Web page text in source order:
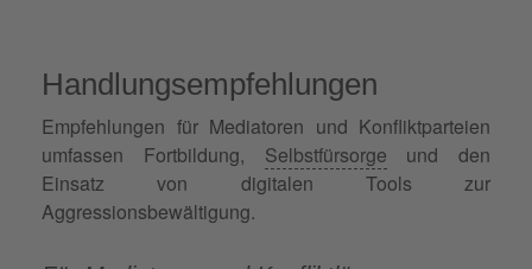
Handlungsempfehlungen
Empfehlungen für Mediatoren und Konfliktparteien
umfassen Fortbildung, Selbstfürsorge und den
Einsatz von digitalen Tools zur
Aggressionsbewältigung.